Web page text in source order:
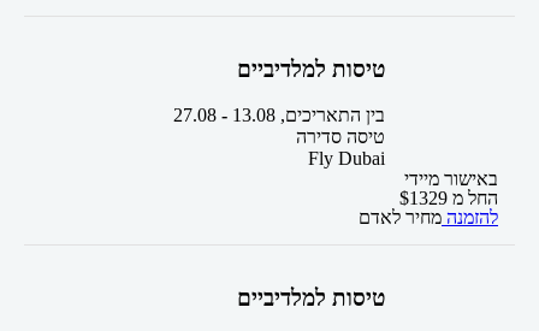
טיסות למלדיביים
בין התאריכים, -
27.08
טיסה סדירה
Fly Dubai
באישור מיידי
החל מ
$1329
להזמנה מחיר לאדם
טיסות למלדיביים